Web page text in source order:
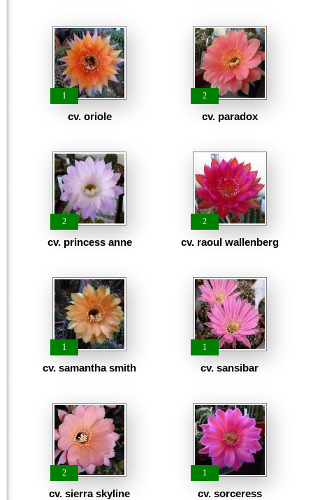
1
cv. oriole
2
cv. paradox
2
cv. princess anne
2
cv. raoul wallenberg
1
cv. samantha smith
1
cv. sansibar
2
cv. sierra skyline
1
cv. sorceress